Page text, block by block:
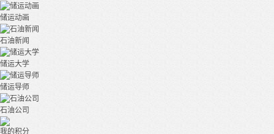
储运动画
石油新闻
储运大学
储运导师
石油公司
我的积分